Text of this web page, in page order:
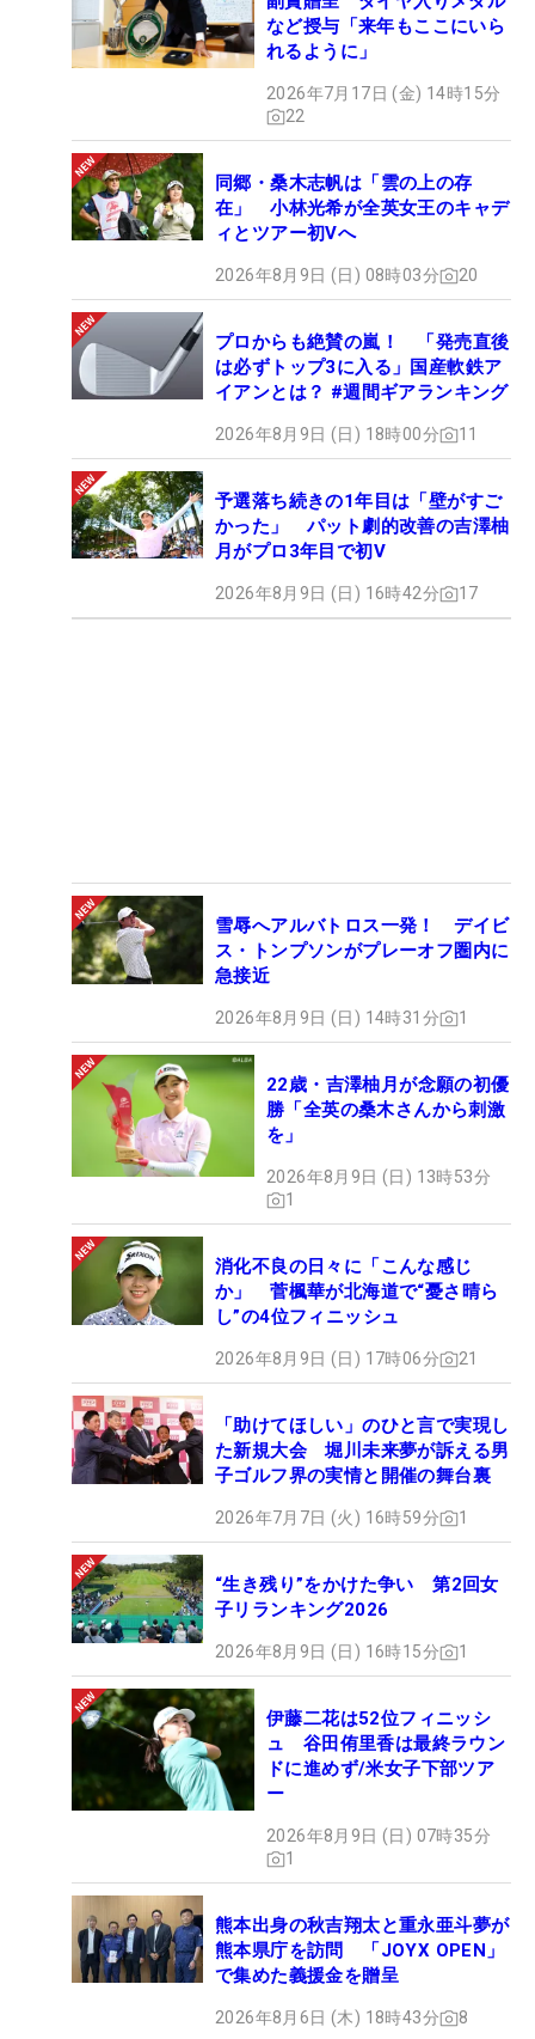
など授与「来年もここにいら
れるように」
2026年7月17日 (金) 14時15分
22
同郷・桑木志帆は「雲の上の存
在」 小林光希が全英女王のキャデ
ィとツアー初Vへ
2026年8月9日 (日) 08時03分 20
プロからも絶賛の嵐！ 「発売直後
は必ずトップ3に入る」国産軟鉄ア
イアンとは？ #週間ギアランキング
2026年8月9日 (日) 18時00分 11
予選落ち続きの1年目は「壁がすご
かった」 パット劇的改善の吉澤柚
月がプロ3年目で初V
2026年8月9日 (日) 16時42分 17
雪辱へアルバトロス一発！ デイビ
ス・トンプソンがプレーオフ圏内に
急接近
2026年8月9日 (日) 14時31分 1
22歳・吉澤柚月が念願の初優
勝「全英の桑木さんから刺激
を」
2026年8月9日 (日) 13時53分
1
消化不良の日々に「こんな感じ
か」 菅楓華が北海道で“憂さ晴ら
し”の4位フィニッシュ
2026年8月9日 (日) 17時06分 21
「助けてほしい」のひと言で実現し
た新規大会 堀川未来夢が訴える男
子ゴルフ界の実情と開催の舞台裏
2026年7月7日 (火) 16時59分 1
“生き残り”をかけた争い 第2回女
子リランキング2026
2026年8月9日 (日) 16時15分 1
伊藤二花は52位フィニッシ
ュ 谷田侑里香は最終ラウン
ドに進めず/米女子下部ツア
ー
2026年8月9日 (日) 07時35分
1
熊本出身の秋吉翔太と重永亜斗夢が
熊本県庁を訪問 「JOYX OPEN」
で集めた義援金を贈呈
2026年8月6日 (木) 18時43分 8